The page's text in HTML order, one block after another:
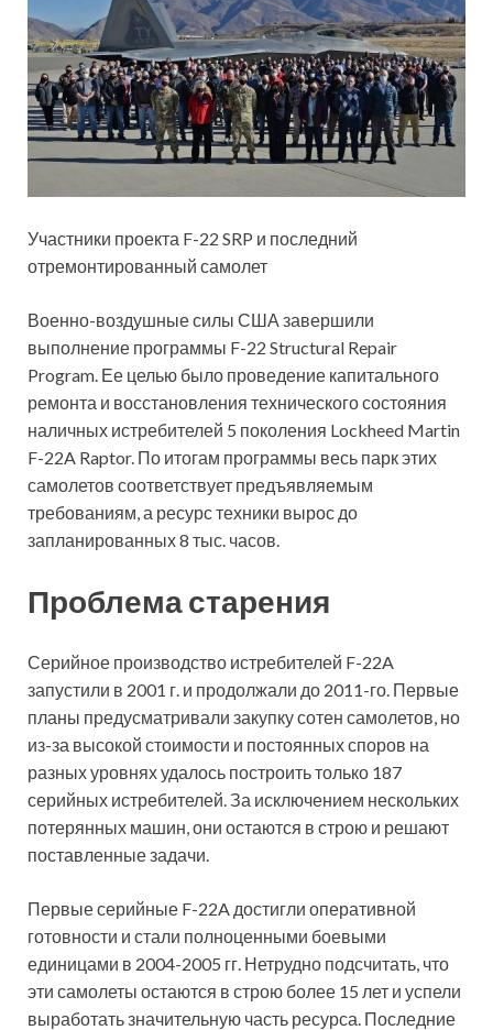
Участники проекта F-22 SRP и последний
отремонтированный самолет
Военно-воздушные силы США завершили
выполнение программы F-22 Structural Repair
Program. Ее целью было проведение капитального
ремонта и восстановления технического состояния
наличных истребителей 5 поколения Lockheed Martin
F-22A Raptor. По итогам программы весь парк этих
самолетов соответствует предъявляемым
требованиям, а ресурс техники вырос до
запланированных 8 тыс. часов.
Проблема старения
Серийное производство истребителей F-22A
запустили в 2001 г. и продолжали до 2011-го. Первые
планы предусматривали закупку сотен самолетов, но
из-за высокой стоимости и постоянных споров на
разных уровнях удалось построить только 187
серийных истребителей. За исключением нескольких
потерянных машин, они остаются в строю и решают
поставленные задачи.
Первые серийные F-22A достигли оперативной
готовности и стали полноценными боевыми
единицами в 2004-2005 гг. Нетрудно подсчитать, что
эти самолеты остаются в строю более 15 лет и успели
выработать значительную часть ресурса. Последние